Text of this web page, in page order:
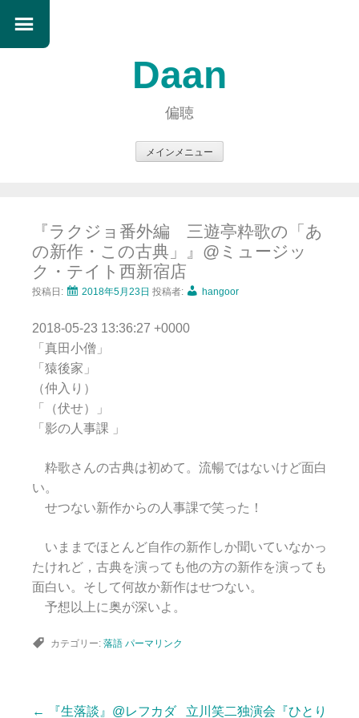
Daan
偏聴
メインメニュー
ン
ツ
へ
ス
ッ
プ
『ラクジョ番外編 三遊亭粋歌の「あ
の新作・この古典」』@ミュージッ
ク・テイト西新宿店
投稿日: 2018年5月23日 投稿者: hangoor
2018-05-23 13:36:27 +0000
「真田小僧」
「猿後家」
（仲入り）
「（伏せ）」
「影の人事課 」
粋歌さんの古典は初めて。流暢ではないけど面白
い。
せつない新作からの人事課で笑った！
いままでほとんど自作の新作しか聞いていなかっ
たけれど，古典を演っても他の方の新作を演っても
面白い。そして何故か新作はせつない。
予想以上に奥が深いよ。
カテゴリー: 落語 パーマリンク
← 『生落談』@レフカダ 立川笑二独演会『ひとり